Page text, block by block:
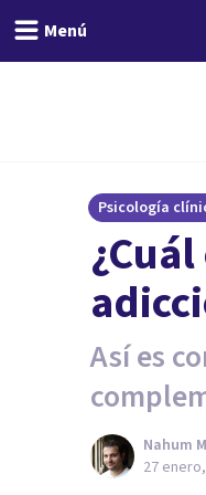
Menú
Psicología
Así es
Nahum
27